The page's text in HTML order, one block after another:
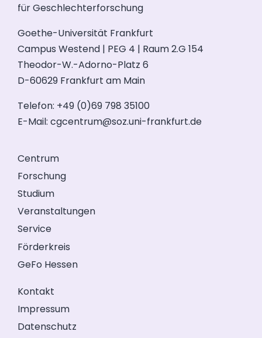
für Geschlechterforschung
Goethe-Universität Frankfurt
Campus Westend | PEG 4 | Raum 2.G 154
Theodor-W.-Adorno-Platz 6
D-60629 Frankfurt am Main
Telefon: +49 (0)69 798 35100
E-Mail: cgcentrum@soz.uni-frankfurt.de
Centrum
Forschung
Studium
Veranstaltungen
Service
Förderkreis
GeFo Hessen
Kontakt
Impressum
Datenschutz